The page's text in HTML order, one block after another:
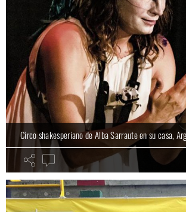
Circo shakesperiano de Alba Sarraute en su casa,